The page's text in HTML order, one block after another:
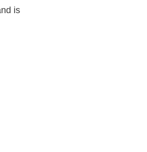
is